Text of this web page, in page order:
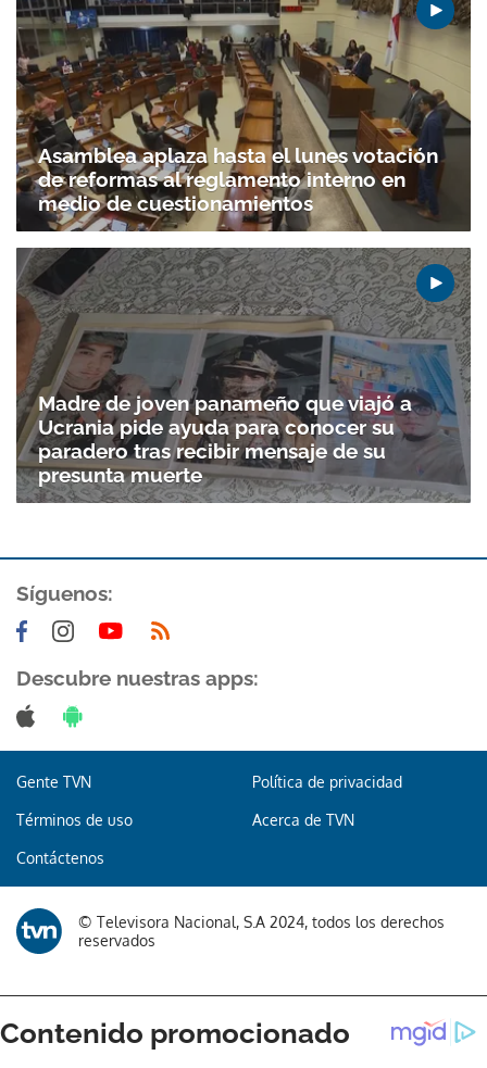
Gracias por suscribirte a nuestro boletín.
ACEPTAR
Asamblea aplaza hasta el lunes votación
de reformas al reglamento interno en
medio de cuestionamientos
Madre de joven panameño que viajó a
Ucrania pide ayuda para conocer su
paradero tras recibir mensaje de su
presunta muerte
Síguenos:
Descubre nuestras apps:
Gente TVN Política de privacidad
Términos de uso Acerca de TVN
Contáctenos
© Televisora Nacional, S.A 2024, todos los derechos
reservados